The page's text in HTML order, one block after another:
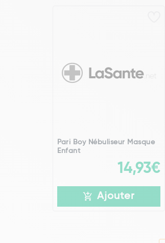
Pari Boy Nébuliseur Masque
Enfant
14,93€
Ajouter